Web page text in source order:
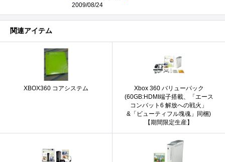
2009/08/24
関連アイテム
XBOX360 コアシステム
Xbox 360 バリューパック
(60GB:HDMI端子搭載、「エース
コンバット6 解放への戦火」
&「ビューティフル塊魂」同梱)
【期間限定生産】